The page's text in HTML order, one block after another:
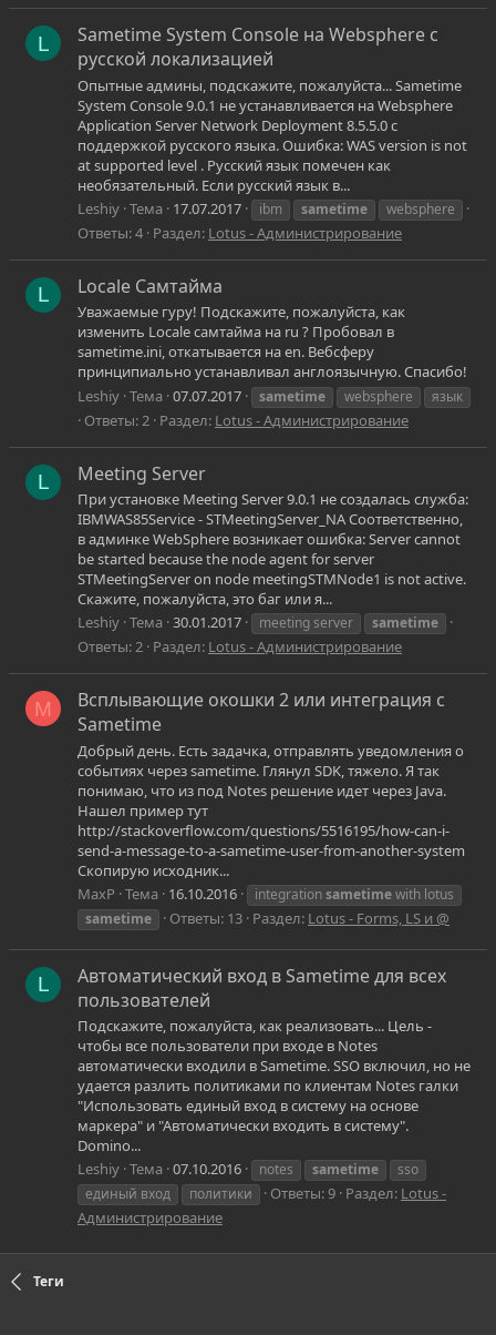
L
Sametime System Console на Websphere с
русской локализацией
Опытные админы, подскажите, пожалуйста... Sametime
System Console 9.0.1 не устанавливается на Websphere
Application Server Network Deployment 8.5.5.0 с
поддержкой русского языка. Ошибка: WAS version is not
at supported level . Русский язык помечен как
необязательный. Если русский язык в...
Leshiy Тема 17.07.2017 ibm sametime websphere
Ответы: 4 Раздел: Lotus - Администрирование
L Locale Самтайма
Уважаемые гуру! Подскажите, пожалуйста, как
изменить Locale самтайма на ru ? Пробовал в
sametime.ini, откатывается на en. Вебсферу
принципиально устанавливал англоязычную. Спасибо!
Leshiy Тема 07.07.2017 sametime websphere язык
Ответы: 2 Раздел: Lotus - Администрирование
L Meeting Server
При установке Meeting Server 9.0.1 не создалась служба:
IBMWAS85Service - STMeetingServer_NA Соответственно,
в админке WebSphere возникает ошибка: Server cannot
be started because the node agent for server
STMeetingServer on node meetingSTMNode1 is not active.
Скажите, пожалуйста, это баг или я...
Leshiy Тема 30.01.2017 meeting server sametime
Ответы: 2 Раздел: Lotus - Администрирование
M
Всплывающие окошки 2 или интеграция с
Sametime
Добрый день. Есть задачка, отправлять уведомления о
событиях через sametime. Глянул SDK, тяжело. Я так
понимаю, что из под Notes решение идет через Java.
Нашел пример тут
http://stackoverflow.com/questions/5516195/how-can-i-
send-a-message-to-a-sametime-user-from-another-system
Скопирую исходник...
MaxP Тема 16.10.2016 integrationsametimewith lotus
sametime
Ответы: 13 Раздел: Lotus - Forms, LS и @
L
Автоматический вход в Sametime для всех
пользователей
Подскажите, пожалуйста, как реализовать... Цель -
чтобы все пользователи при входе в Notes
автоматически входили в Sametime. SSO включил, но не
удается разлить политиками по клиентам Notes галки
"Использовать единый вход в систему на основе
маркера" и "Автоматически входить в систему".
Domino...
Leshiy Тема 07.10.2016 notes sametime
sso
единый вход
политики Ответы: 9 Раздел: Lotus -
Администрирование
Теги